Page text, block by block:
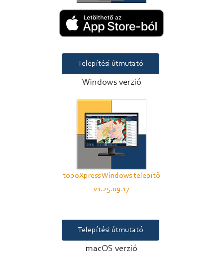
Telepítési útmutató
Windows verzió
topoXpress Windows telepítő
v1.25.09.17
Telepítési útmutató
macOS verzió